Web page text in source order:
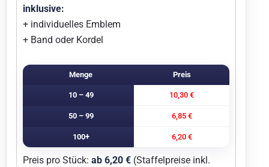
inklusive:
+ individuelles Emblem
+ Band oder Kordel
Menge Preis
10 – 49 10,30 €
50 – 99 6,85 €
100+ 6,20 €
Preis pro Stück: ab 6,20 € (Staffelpreise inkl.